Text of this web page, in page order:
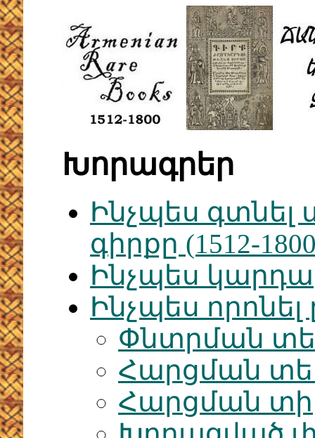
Խորագրեր
Ինչպես գտնել
գիրքը (1512-
Ինչպես
Ինչպես
Փնտրման
Հարցման
Հարցման